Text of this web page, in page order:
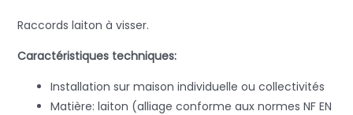
Raccords laiton à visser.
Caractéristiques techniques:
Installation sur maison individuelle ou collectivités
Matière: laiton (alliage conforme aux normes NF EN